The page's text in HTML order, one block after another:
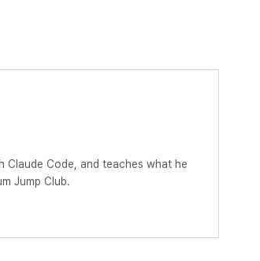
Claude Code, and teaches what he
Jump Club.